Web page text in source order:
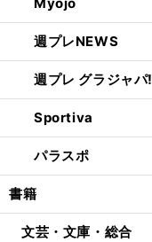
週プレNEWS
週プレ グラジャパ!
Sportiva
パラスポ
書籍
文芸・文庫・総合